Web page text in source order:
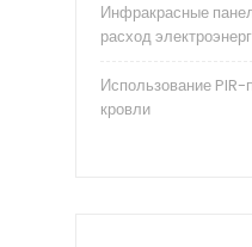
Инфракрасные
расход
Использование
кровли